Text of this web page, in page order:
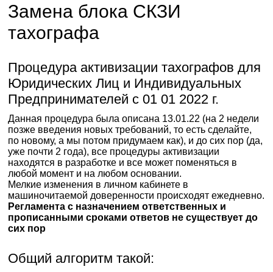
Замена блока СКЗИ
тахографа
Процедура активизации тахографов для
Юридических Лиц и Индивидуальных
Предпринимателей с 01 01 2022 г.
Данная процедура была описана 13.01.22 (на 2 недели
позже введения новых требований, то есть сделайте,
по новому, а мы потом придумаем как), и до сих пор (да,
уже почти 2 года), все процедуры активизации
находятся в разработке и все может поменяться в
любой момент и на любом основании.
Мелкие изменения в личном кабинете в
машиночитаемой доверенности происходят ежедневно.
Регламента с назначением ответственных и
прописанными сроками ответов не существует до
сих пор
Общий алгоритм такой: